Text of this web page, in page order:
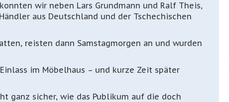
wir neben Lars Grundmann und Ralf Theis,
aus Deutschland und der Tschechischen
reisten dann Samstagmorgen an und wurden
im Möbelhaus – und kurze Zeit später
ganz sicher, wie das Publikum auf die doch